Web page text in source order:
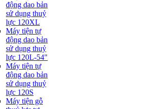
động dao bản
sử dụng thuỷ
lực 120XL
Máy tiện tự
động dao bản
sử dụng thuỷ
lực 120L-54"
Máy tiện tự
động dao bản
sử dụng thuỷ
lực 120S
Máy tiện gỗ